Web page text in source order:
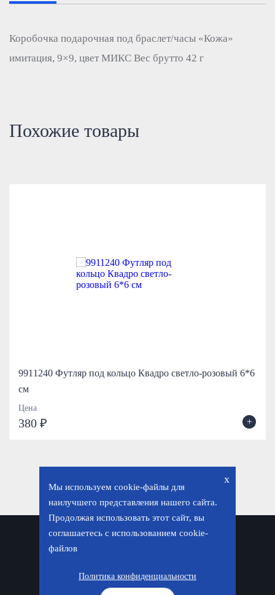
Коробочка подарочная под браслет/часы «Кожа»
имитация, 9×9, цвет МИКС Вес брутто 42 г
Похожие товары
9911240 Футляр под кольцо Квадро светло-розовый 6*6
см
Цена
380 ₽ +
x
Мы используем cookie-файлы для
наилучшего представления нашего сайта.
Продолжая использовать этот сайт, вы
соглашаетесь с использованием cookie-
файлов
Политика конфиденциальности